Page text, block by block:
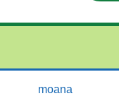
moana